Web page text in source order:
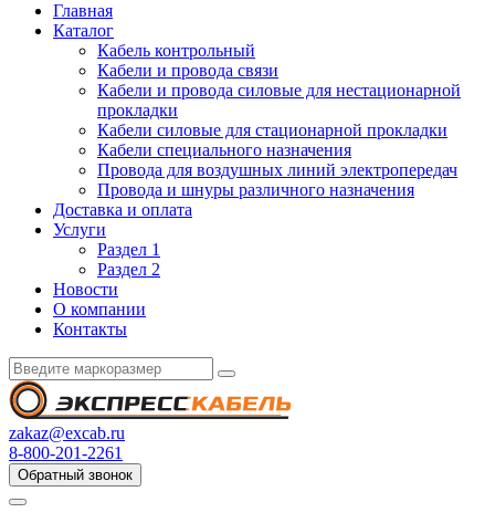
Главная
Каталог
Кабель контрольный
Кабели и провода связи
Кабели и провода силовые для нестационарной
прокладки
Кабели силовые для стационарной прокладки
Кабели специального назначения
Провода для воздушных линий электропередач
Провода и шнуры различного назначения
Доставка и оплата
Услуги
Раздел 1
Раздел 2
Новости
О компании
Контакты
zakaz@excab.ru
8-800-201-2261
Обратный звонок